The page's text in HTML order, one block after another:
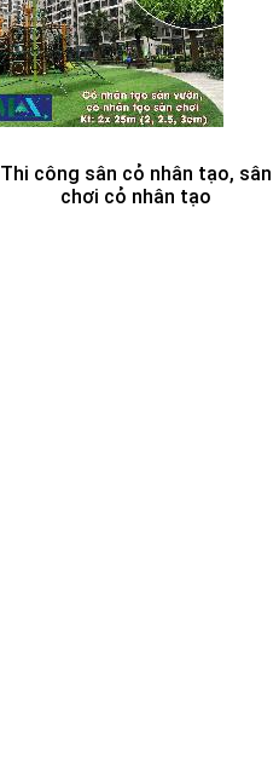
Thi công sân cỏ nhân tạo, sân
chơi cỏ nhân tạo